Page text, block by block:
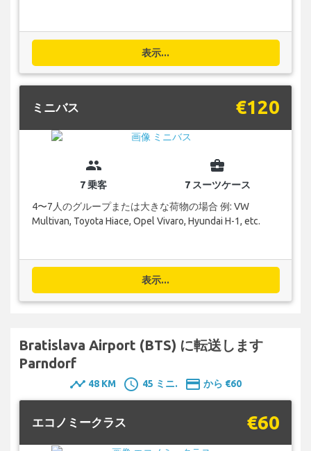
表示...
ミニバス €120
group
7 乗客
business_center
7 スーツケース
4〜7人のグループまたは大きな荷物の場合 例: VW
Multivan, Toyota Hiace, Opel Vivaro, Hyundai H-1, etc.
表示...
Bratislava Airport (BTS) に転送します
Parndorf
timeline 48 KM schedule 45 ミニ. payment から €60
エコノミークラス €60